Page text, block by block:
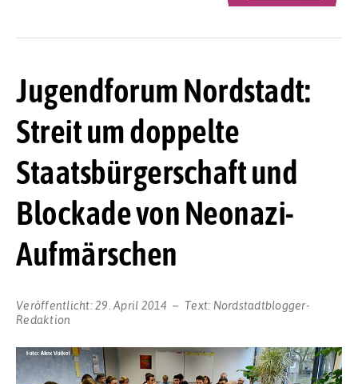
Jugendforum Nordstadt:
Streit um doppelte
Staatsbürgerschaft und
Blockade von Neonazi-
Aufmärschen
Veröffentlicht:29. April 2014 Text: Nordstadtblogger-
Redaktion